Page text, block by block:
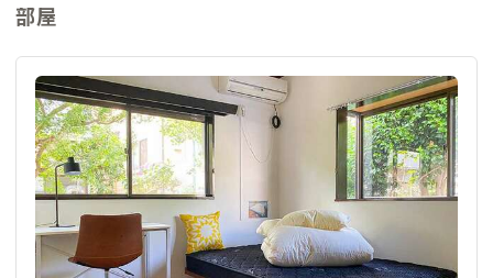
ブロック塀が目印です。
200坪の庭にはガーデンテラスがあります。天気が良く、過ごし
やすい季節であれば、ここで読書をしたり仕事をしたりもでき
ます。
キッチンの黄色い壁が特徴的なコリビングスペースには、5名が
座れる大きなテーブルが構えています。朝・昼・晩の食事時には
会員同士の交流も楽しめます。リビングは交流の場にしたいの
で、食事時のテレワークは禁止でお願いします。キッチンの作業
部屋